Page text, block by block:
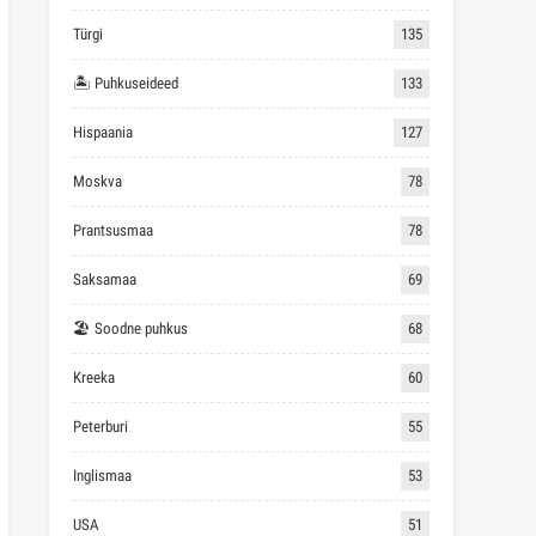
Türgi 135
🏝 Puhkuseideed 133
Hispaania 127
Moskva 78
Prantsusmaa 78
Saksamaa 69
🏖 Soodne puhkus 68
Kreeka 60
Peterburi 55
Inglismaa 53
USA 51